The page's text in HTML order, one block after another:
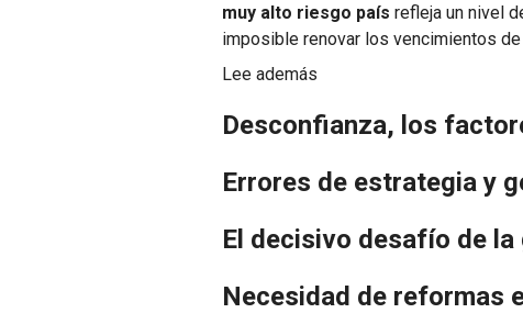
muy alto riesgo país refleja un nivel
imposible renovar los vencimientos
Lee además
Desconfianza, los
Errores de estrategia y
El decisivo desafío de la
Necesidad de reformas